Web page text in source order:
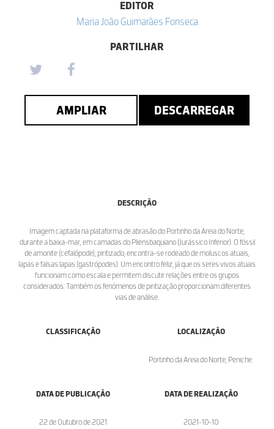
EDITOR
Maria João Guimarães Fonseca
PARTILHAR
AMPLIAR DESCARREGAR
DESCRIÇÃO
Imagem captada na plataforma de abrasão do Portinho da Areia do Norte,
durante a baixa-mar, em camadas do Pliensbaquiano (Jurássico Inferior). O fóssil
de amonite (cefalópode), piritizado, encontra-se rodeado de moluscos atuais,
lapas e falsas lapas (gastrópodes). Um encontro feliz, já que os seres vivos atuais
funcionam como escala e permitem discutir relações entre os grupos
considerados. Também os fenómenos de piritização proporcionam diferentes
vias de análise.
CLASSIFICAÇÃO LOCALIZAÇÃO
Portinho da Areia do Norte, Peniche.
DATA DE PUBLICAÇÃO
22 de Outubro de 2021
DATA DE REALIZAÇÃO
2021-10-10